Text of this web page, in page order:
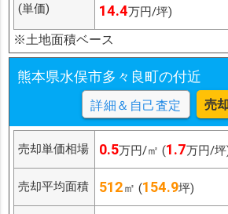
(単価)
14.4万円/坪)
※土地面積ベース
熊本県水俣市多々良町の付近
詳細＆自己査定 売
売却単価相場 0.5万円/㎡ (1.7万円/坪
売却平均面積 512㎡ (154.9坪)